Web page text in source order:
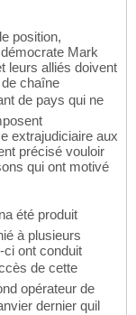
position,
Mark
leurs alliés doivent
chaîne
de pays qui ne
extrajudiciaire aux
précisé vouloir
qui ont motivé
été produit
à plusieurs
ci ont conduit
de cette
opérateur de
dernier quil